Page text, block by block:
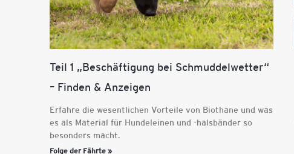
Teil 1 „Beschäftigung bei Schmuddelwetter“
– Finden & Anzeigen
Erfahre die wesentlichen Vorteile von Biothane und was
es als Material für Hundeleinen und -halsbänder so
besonders macht.
Folge der Fährte »